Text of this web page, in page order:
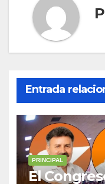
Entrada
PRINCIPAL
El